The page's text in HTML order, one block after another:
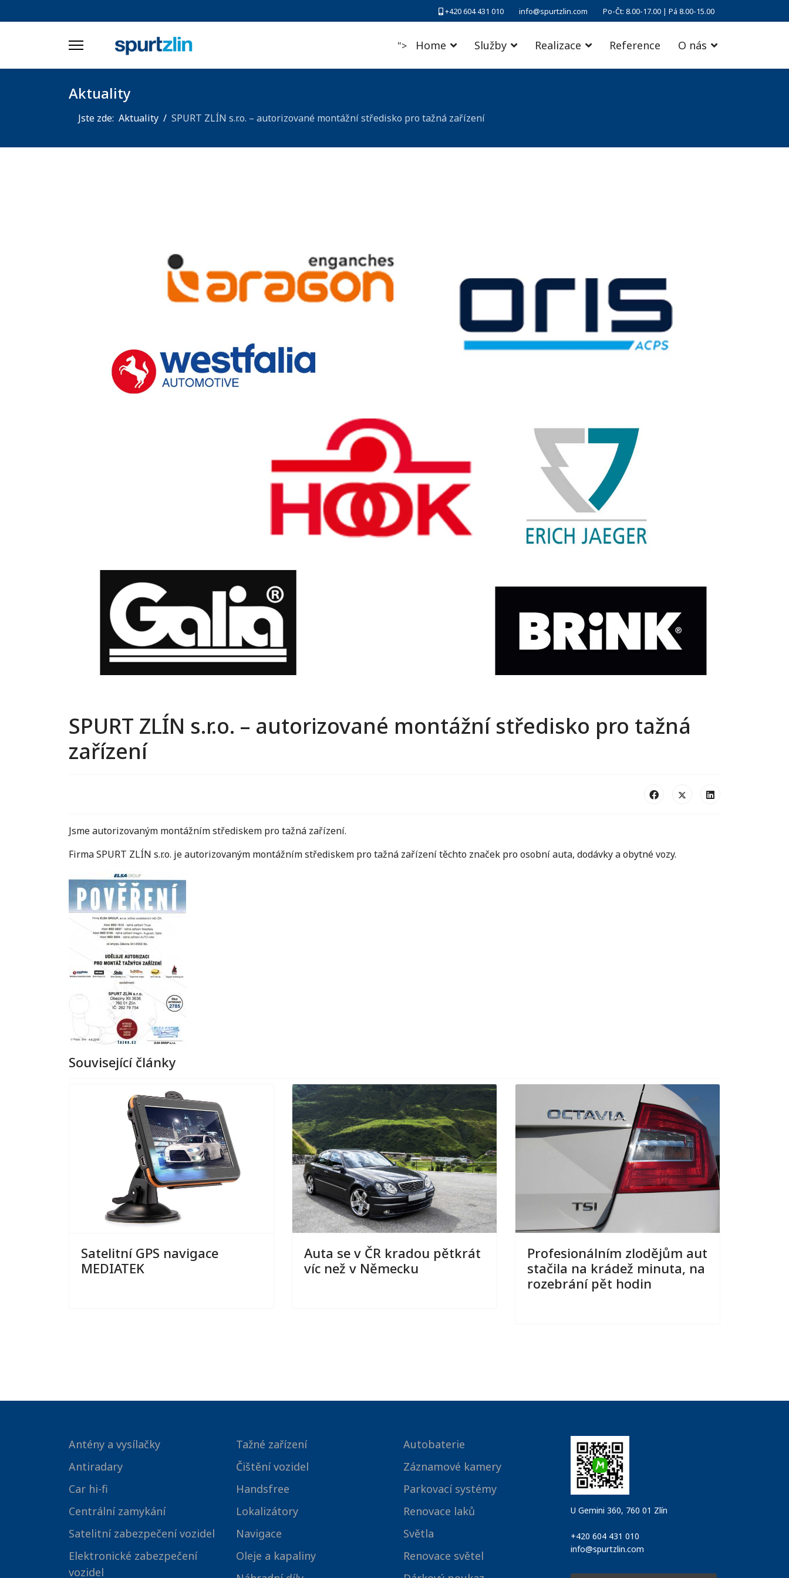
+420 604 431 010 info@spurtzlin.com Po-Čt: 8.00-17.00 | Pá 8.00-15.00
"> Home Služby Realizace Reference O nás
Aktuality
Jste zde: Aktuality SPURT ZLÍN s.r.o. – autorizované montážní středisko pro tažná zařízení
SPURT ZLÍN s.r.o. – autorizované montážní středisko pro tažná
zařízení
Jsme autorizovaným montážním střediskem pro tažná zařízení.
Firma SPURT ZLÍN s.r.o. je autorizovaným montážním střediskem pro tažná zařízení těchto značek pro osobní auta, dodávky a obytné vozy.
Související články
Satelitní GPS navigace
MEDIATEK
Auta se v ČR kradou pětkrát
víc než v Německu
Profesionálním zlodějům aut
stačila na krádež minuta, na
rozebrání pět hodin
Antény a vysílačky
Antiradary
Car hi-fi
Centrální zamykání
Satelitní zabezpečení vozidel
Elektronické zabezpečení
vozidel
Tažné zařízení
Čištění vozidel
Handsfree
Lokalizátory
Navigace
Oleje a kapaliny
Autobaterie
Záznamové kamery
Parkovací systémy
Renovace laků
Světla
Renovace světel
U Gemini 360, 760 01 Zlín
+420 604 431 010
info@spurtzlin.com